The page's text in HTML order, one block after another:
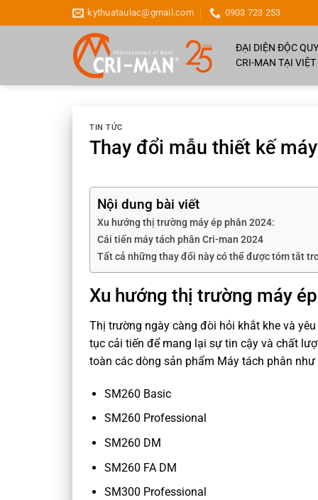
đến
kythuataulac@gmail.com 0903 723 253
ĐẠI DIỆN ĐỘC
CRI-MAN TẠI
TIN TỨC
Thay đổi mẫu thiết kế
Nội dung bài viết
Xu hướng thị trường máy ép phân 2024:
Cái tiến máy tách phân Cri-man 2024
Tất cả những thay đổi này có thể được tóm tắt
Xu hướng thị trường máy
Thị trường ngày càng đòi hỏi khắt khe và
tục cải tiến để mang lại sự tin cậy và chất
toàn các dòng sản phẩm Máy tách phân như
SM260 Basic
SM260 Professional
SM260 DM
SM260 FA DM
SM300 Professional